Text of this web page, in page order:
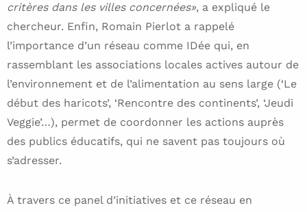
critères dans les villes concernées», a expliqué le
chercheur. Enfin, Romain Pierlot a rappelé
l’importance d’un réseau comme IDée qui, en
rassemblant les associations locales actives autour de
l’environnement et de l’alimentation au sens large (‘Le
début des haricots’, ‘Rencontre des continents’, ‘Jeudi
Veggie’…), permet de coordonner les actions auprès
des publics éducatifs, qui ne savent pas toujours où
s’adresser.
À travers ce panel d’initiatives et ce réseau en